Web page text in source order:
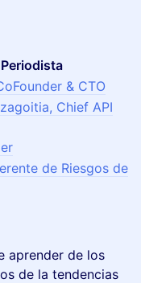
& CTO
Chief API
de Riesgos de
aprender de los
de la tendencias